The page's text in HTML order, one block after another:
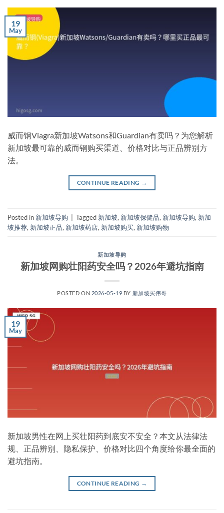
19
May
威而钢Viagra新加坡Watsons和Guardian有卖吗？为您解析
新加坡最可靠的威而钢购买渠道、价格对比与正品辨别方
法。
CONTINUE READING →
Posted in 新加坡导购 | Tagged 新加坡, 新加坡保健品, 新加坡导购, 新加
坡推荐, 新加坡正品, 新加坡药店, 新加坡购买, 新加坡购物
新加坡导购
新加坡网购壮阳药安全吗？2026年避坑指南
POSTED ON 2026-05-19 BY 新加坡买伟哥
19
May
新加坡男性在网上买壮阳药到底安不安全？本文从法律法
规、正品辨别、隐私保护、价格对比四个角度给你最全面的
避坑指南。
CONTINUE READING →